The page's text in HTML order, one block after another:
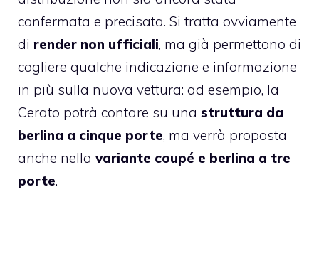
confermata e precisata. Si tratta ovviamente
di render non ufficiali, ma già permettono di
cogliere qualche indicazione e informazione
in più sulla nuova vettura: ad esempio, la
Cerato potrà contare su una struttura da
berlina a cinque porte, ma verrà proposta
anche nella variante coupé e berlina a tre
porte.